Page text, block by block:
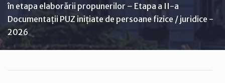
în etapa elaborării propunerilor – Etapa a II-a
Documentații PUZ inițiate de persoane fizice / juridice -
2026